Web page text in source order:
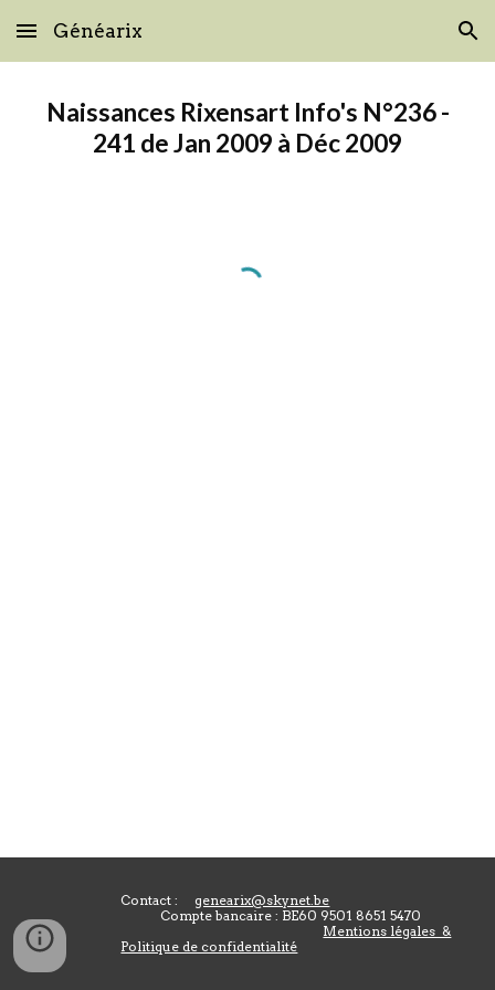
Skip to main content Skip to navigation
Généarix
Naissances Rixensart Info's N°236 -
241 de Jan 2009 à Déc 2009
Contact : genearix@skynet.be
Compte bancaire : BE60 9501 8651 5470
Mentions légales &
Politique de confidentialité